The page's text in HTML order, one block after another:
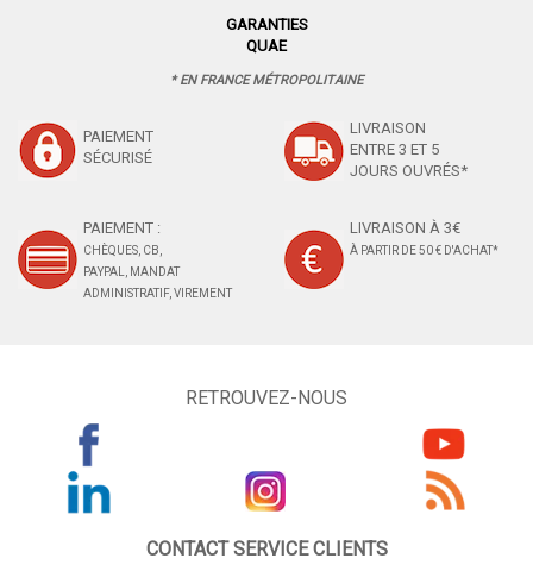
GARANTIES
QUAE
* EN FRANCE MÉTROPOLITAINE
PAIEMENT
SÉCURISÉ
LIVRAISON
ENTRE 3 ET 5
JOURS OUVRÉS*
PAIEMENT :
CHÈQUES, CB,
PAYPAL, MANDAT
ADMINISTRATIF, VIREMENT
LIVRAISON À 3€
À PARTIR DE 50 € D'ACHAT*
RETROUVEZ-NOUS
CONTACT SERVICE CLIENTS